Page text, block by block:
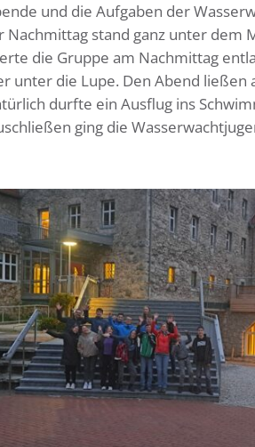
und die Aufgaben der
stand ganz unter dem
die Gruppe am Nachmittag
unter die Lupe. Den Abend
durfte ein Ausflug ins
ging die